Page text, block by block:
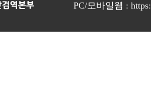
PC/모바일웹 :